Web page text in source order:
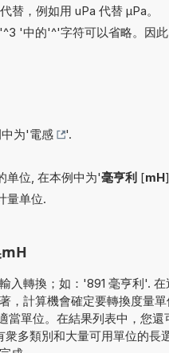
，例如用 uPa 代替 µPa。
'中的'^'字符可以省略。因
为'電感
'.
单位, 在本例中为'毫亨利 [mH
量单位.
mH
入轉換；如：'891 毫亨利'.
，計算機會確定要轉換度量
當單位。在結果列表中，您
多類別和大量可用單位的長